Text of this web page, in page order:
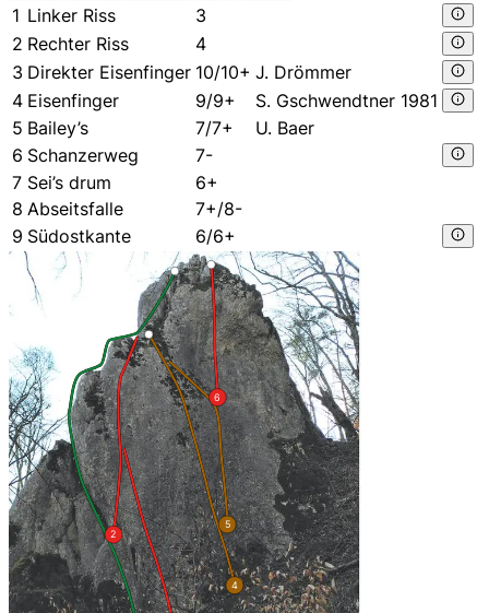
1 Linker Riss
3
2 Rechter Riss
4
3 Direkter Eisenfinger 10/10+ J. Drömmer
4 Eisenfinger 9/9+
S. Gschwendtner 1981
5 Bailey’s 7/7+
U. Baer
6 Schanzerweg
7-
7 Sei’s drum
6+
8 Abseitsfalle
7+/8-
9 Südostkante 6/6+
2
4
5
6